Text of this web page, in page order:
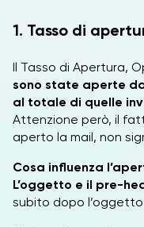
1. Tasso di
Il Tasso di Apertura,
sono state aperte
al totale di quelle
Attenzione però, il
aperto la mail, non
Cosa influenza
L’oggetto e il pre-
subito dopo l’oggetto